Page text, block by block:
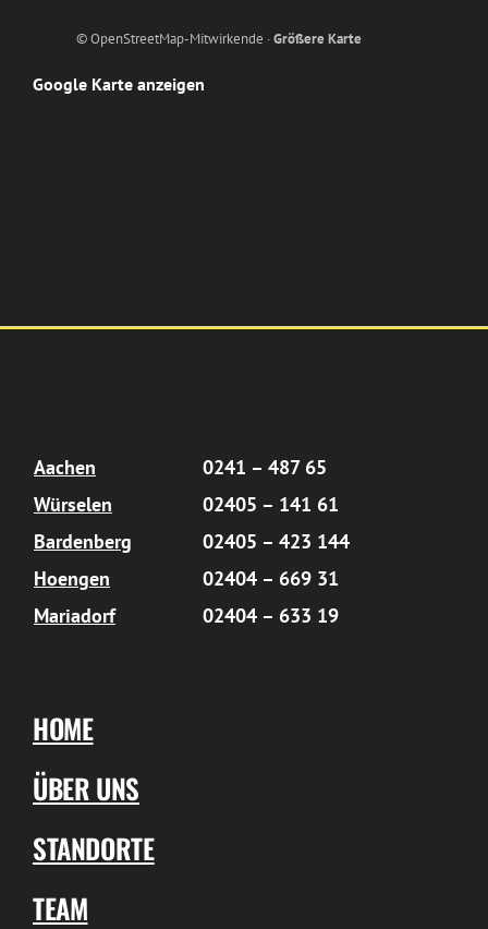
© OpenStreetMap-Mitwirkende ·Größere Karte
Google Karte anzeigen
Aachen
0241 – 487 65
Würselen
02405 – 141 61
Bardenberg
02405 – 423 144
Hoengen
02404 – 669 31
Mariadorf
02404 – 633 19
HOME
ÜBER UNS
STANDORTE
TEAM